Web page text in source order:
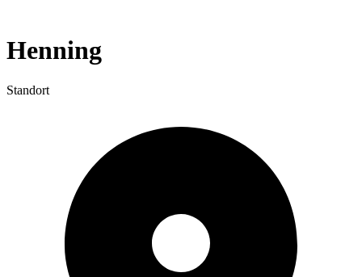
Henning
Standort